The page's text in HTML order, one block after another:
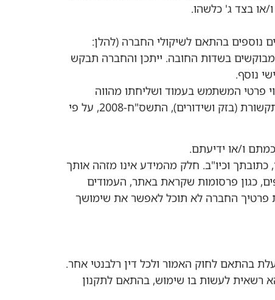
או בצד ג' כלשהו.
נוספים בהתאם לשיקולי החברה (להלן:
בשדות החובה. ייתכן והחברה תבקש
נוסף.
פרטי המשתמש בעמוד ושליחתו מהווה
הסכמה לשיגור דברי פרסומת וכי מילוי פרטי המשתמש מהווה משא ומתן לרכישת נכס או שירות על פי חוק התקשורת (בזק ושידורים), התשס"ח-2008, על פי
וכיו"ב. חלק מהמידע אינו מזהה אותך
כגון פרסומות שקראת באתר, העמודים
פרטיך החברה לא תוכל לאפשר את שימושך
רשאית לעשות בו שימוש, בהתאם לתקנון